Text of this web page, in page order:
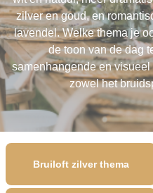
zilver en goud, en
lavendel. Welke thema je
de toon van de dag
samenhangende en
zowel het
Bruiloft zilver thema